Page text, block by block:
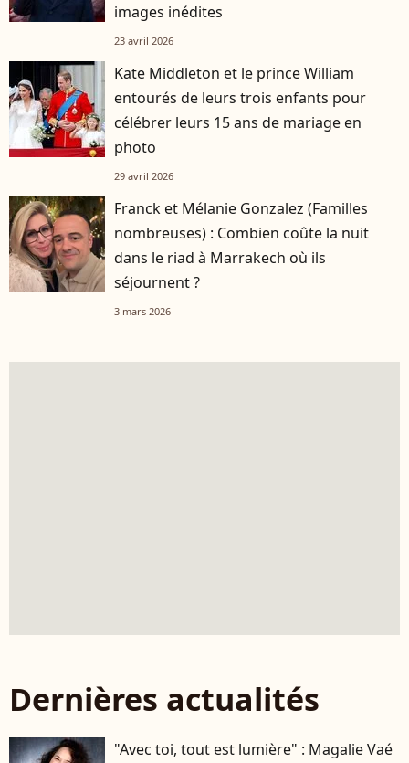
images inédites
23 avril 2026
Kate Middleton et le prince William
entourés de leurs trois enfants pour
célébrer leurs 15 ans de mariage en
photo
29 avril 2026
Franck et Mélanie Gonzalez (Familles
nombreuses) : Combien coûte la nuit
dans le riad à Marrakech où ils
séjournent ?
3 mars 2026
Dernières actualités
"Avec toi, tout est lumière" : Magalie Vaé